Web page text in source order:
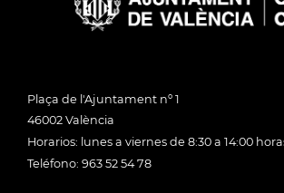
Plaça de l'Ajuntament nº 1
46002 València
Horarios: lunes a viernes de 8:30 a 14:00
Teléfono: 963 52 54 78